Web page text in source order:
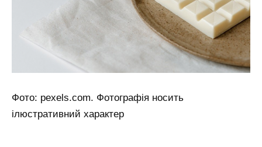
Фото: pexels.com. Фотографія носить
ілюстративний характер